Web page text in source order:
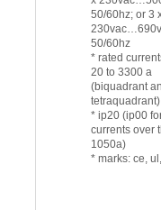
50/60hz; or 3
50/60hz
* rated
20 to 3300 a
(biquadrant
* ip20 (ip00
currents over
1050a)
* marks: ce,